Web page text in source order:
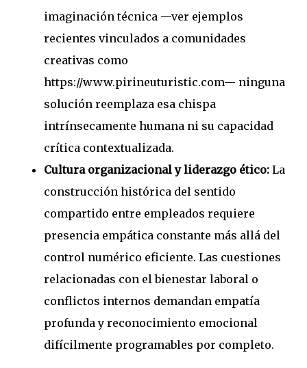
imaginación técnica —ver ejemplos
recientes vinculados a comunidades
creativas como
https://www.pirineuturistic.com— ninguna
solución reemplaza esa chispa
intrínsecamente humana ni su capacidad
crítica contextualizada.
Cultura organizacional y liderazgo ético: La
construcción histórica del sentido
compartido entre empleados requiere
presencia empática constante más allá del
control numérico eficiente. Las cuestiones
relacionadas con el bienestar laboral o
conflictos internos demandan empatía
profunda y reconocimiento emocional
difícilmente programables por completo.